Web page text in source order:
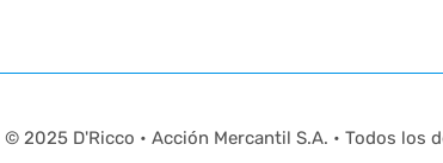
© 2025 D'Ricco • Acción Mercantil S.A. • Todos los